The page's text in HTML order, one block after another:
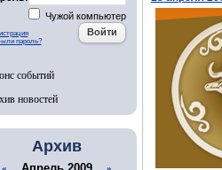
Чужой компьютер
пароль?
событий
новостей
Архив